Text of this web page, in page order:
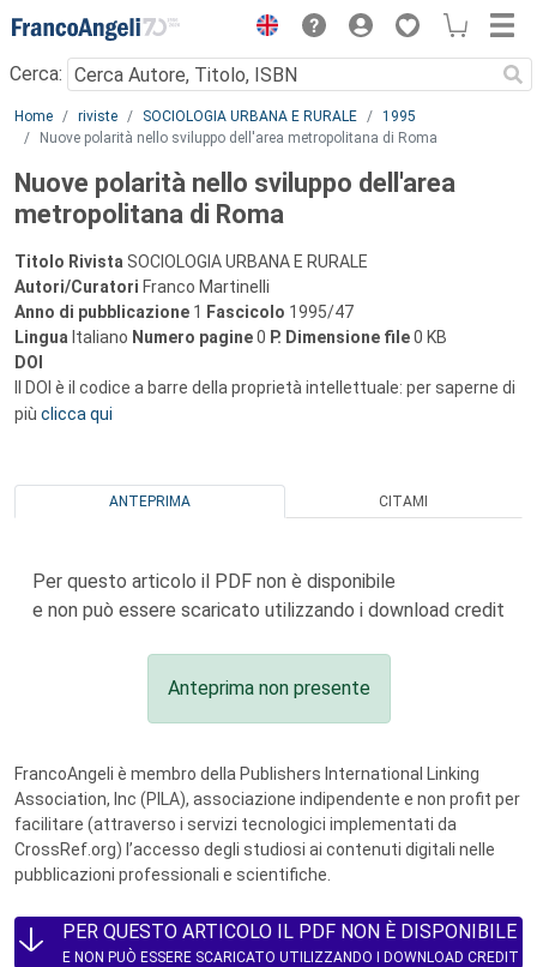
Menu
Cerca:
Main content
Home riviste SOCIOLOGIA URBANA E RURALE
1995
Nuove polarità nello sviluppo dell'area metropolitana di Roma
Nuove polarità nello sviluppo dell'area
metropolitana di Roma
Titolo Rivista SOCIOLOGIA URBANA E RURALE
Autori/Curatori Franco Martinelli
Anno di pubblicazione 1 Fascicolo 1995/47
Lingua Italiano Numero pagine0 P. Dimensione file0 KB
DOI
Il DOI è il codice a barre della proprietà intellettuale: per saperne di
più clicca qui
ANTEPRIMA CITAMI
Per questo articolo il PDF non è disponibile
e non può essere scaricato utilizzando i download credit
Anteprima non presente
FrancoAngeli è membro della Publishers International Linking
Association, Inc (PILA), associazione indipendente e non profit per
facilitare (attraverso i servizi tecnologici implementati da
CrossRef.org) l’accesso degli studiosi ai contenuti digitali nelle
pubblicazioni professionali e scientifiche.
PER QUESTO ARTICOLO IL PDF NON È DISPONIBILE
E NON PUÒ ESSERE SCARICATO UTILIZZANDO I DOWNLOAD CREDIT